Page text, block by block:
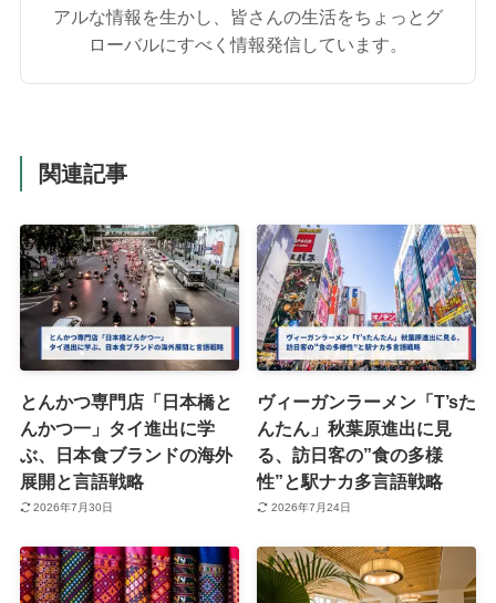
アルな情報を生かし、皆さんの生活をちょっとグ
ローバルにすべく情報発信しています。
関連記事
とんかつ専門店「日本橋と
んかつ一」タイ進出に学
ぶ、日本食ブランドの海外
展開と言語戦略
2026年7月30日
ヴィーガンラーメン「T’sた
んたん」秋葉原進出に見
る、訪日客の”食の多様
性”と駅ナカ多言語戦略
2026年7月24日